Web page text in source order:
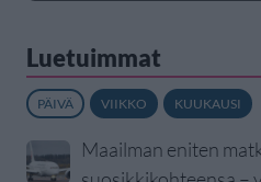
Luetuimmat
PÄIVÄ VIIKKO KUUKAUSI
Maailman eniten